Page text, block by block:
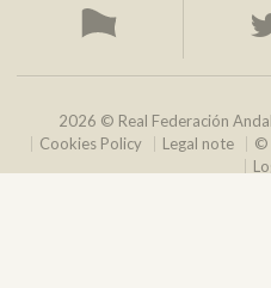
2026 © Real Federación
Cookies Policy
Legal note ©